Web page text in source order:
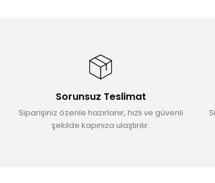
Ürün açıklamasında eksik bilgiler bulunuyor.
Ürün fiyatı diğer sitelerden daha pahalı.
Bu ürüne benzer farklı alternatifler olmalı.
Sorunsuz Teslimat
Siparişiniz özenle hazırlanır, hızlı ve güvenli
şekilde kapınıza ulaştırılır.